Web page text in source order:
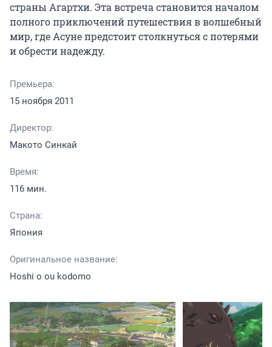
страны Агартхи. Эта встреча становится началом
полного приключений путешествия в волшебный
мир, где Асуне предстоит столкнуться с потерями
и обрести надежду.
Премьера:
15 ноября 2011
Директор:
Макото Синкай
Время:
116 мин.
Страна:
Япония
Оригинальное название:
Hoshi o ou kodomo